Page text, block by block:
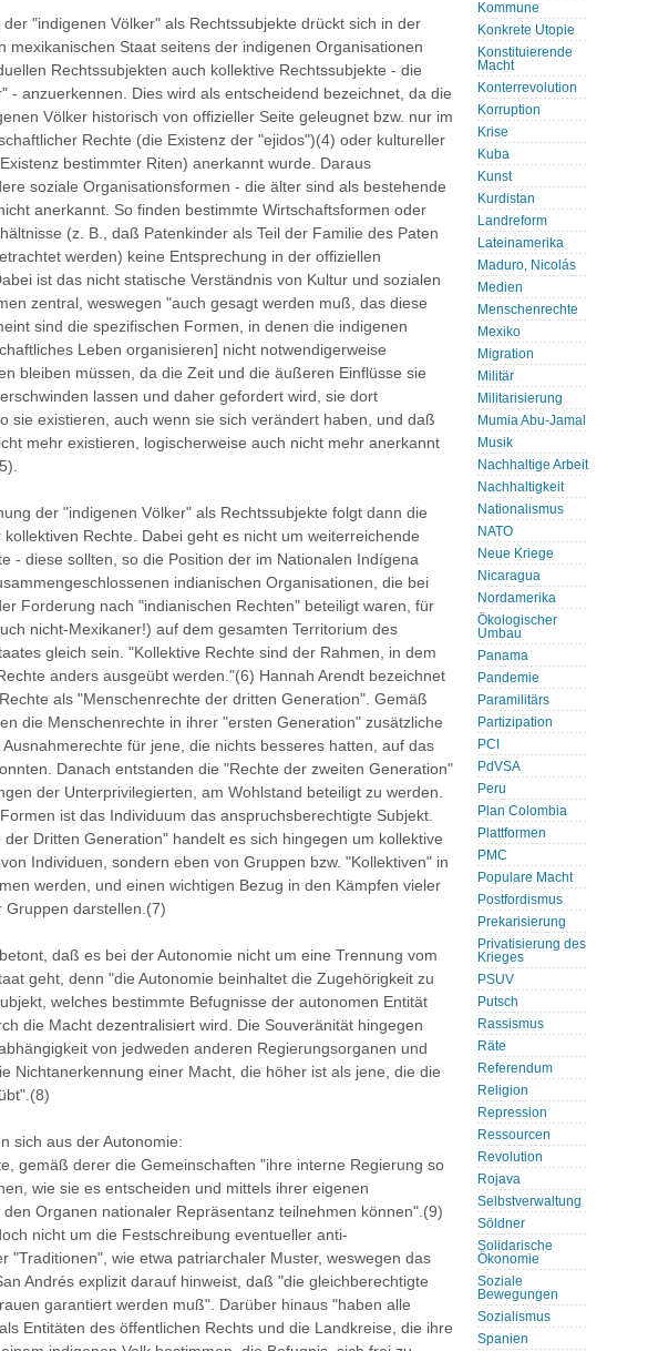
der "indigenen Völker" als Rechtssubjekte drückt sich in der
mexikanischen Staat seitens der indigenen Organisationen
Rechtssubjekten auch kollektive Rechtssubjekte - die
- anzuerkennen. Dies wird als entscheidend bezeichnet, da die
Völker historisch von offizieller Seite geleugnet bzw. nur im
Rechte (die Existenz der "ejidos")(4) oder kultureller
bestimmter Riten) anerkannt wurde. Daraus
soziale Organisationsformen - die älter sind als bestehende
anerkannt. So finden bestimmte Wirtschaftsformen oder
(z. B., daß Patenkinder als Teil der Familie des Paten
werden) keine Entsprechung in der offiziellen
ist das nicht statische Verständnis von Kultur und sozialen
zentral, weswegen "auch gesagt werden muß, das diese
sind die spezifischen Formen, in denen die indigenen
Leben organisieren] nicht notwendigerweise
bleiben müssen, da die Zeit und die äußeren Einflüsse sie
lassen und daher gefordert wird, sie dort
sie existieren, auch wenn sie sich verändert haben, und daß
mehr existieren, logischerweise auch nicht mehr anerkannt
der "indigenen Völker" als Rechtssubjekte folgt dann die
Rechte. Dabei geht es nicht um weiterreichende
- diese sollten, so die Position der im Nationalen Indígena
indianischen Organisationen, die bei
Forderung nach "indianischen Rechten" beteiligt waren, für
nicht-Mexikaner!) auf dem gesamten Territorium des
gleich sein. "Kollektive Rechte sind der Rahmen, in dem
anders ausgeübt werden."(6) Hannah Arendt bezeichnet
als "Menschenrechte der dritten Generation". Gemäß
die Menschenrechte in ihrer "ersten Generation" zusätzliche
Ausnahmerechte für jene, die nichts besseres hatten, auf das
Danach entstanden die "Rechte der zweiten Generation"
der Unterprivilegierten, am Wohlstand beteiligt zu werden.
ist das Individuum das anspruchsberechtigte Subjekt.
der Dritten Generation" handelt es sich hingegen um kollektive
Individuen, sondern eben von Gruppen bzw. "Kollektiven" in
werden, und einen wichtigen Bezug in den Kämpfen vieler
Gruppen darstellen.(7)
daß es bei der Autonomie nicht um eine Trennung vom
geht, denn "die Autonomie beinhaltet die Zugehörigkeit zu
welches bestimmte Befugnisse der autonomen Entität
die Macht dezentralisiert wird. Die Souveränität hingegen
von jedweden anderen Regierungsorganen und
Nichtanerkennung einer Macht, die höher ist als jene, die die
sich aus der Autonomie:
gemäß derer die Gemeinschaften "ihre interne Regierung so
wie sie es entscheiden und mittels ihrer eigenen
den Organen nationaler Repräsentanz teilnehmen können".(9)
nicht um die Festschreibung eventueller anti-
"Traditionen", wie etwa patriarchaler Muster, weswegen das
Andrés explizit darauf hinweist, daß "die gleichberechtigte
garantiert werden muß". Darüber hinaus "haben alle
Entitäten des öffentlichen Rechts und die Landkreise, die ihre
Kommune
Konkrete Utopie
Konstituierende
Macht
Konterrevolution
Korruption
Krise
Kuba
Kunst
Kurdistan
Landreform
Lateinamerika
Maduro, Nicolás
Medien
Menschenrechte
Mexiko
Migration
Militär
Militarisierung
Mumia Abu-Jamal
Musik
Nachhaltige Arbeit
Nachhaltigkeit
Nationalismus
NATO
Neue Kriege
Nicaragua
Nordamerika
Ökologischer
Umbau
Panama
Pandemie
Paramilitärs
Partizipation
PCI
PdVSA
Peru
Plan Colombia
Plattformen
PMC
Populare Macht
Postfordismus
Prekarisierung
Privatisierung des
Krieges
PSUV
Putsch
Rassismus
Räte
Referendum
Religion
Repression
Ressourcen
Revolution
Rojava
Selbstverwaltung
Söldner
Solidarische
Ökonomie
Soziale
Bewegungen
Sozialismus
Spanien